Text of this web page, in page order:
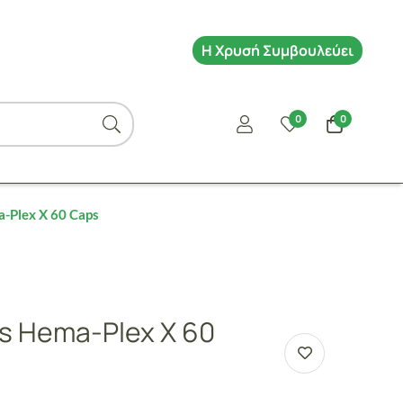
0 0
Η Χρυσή Συμβουλεύει
Plex X 60 Caps
Hema-Plex X 60